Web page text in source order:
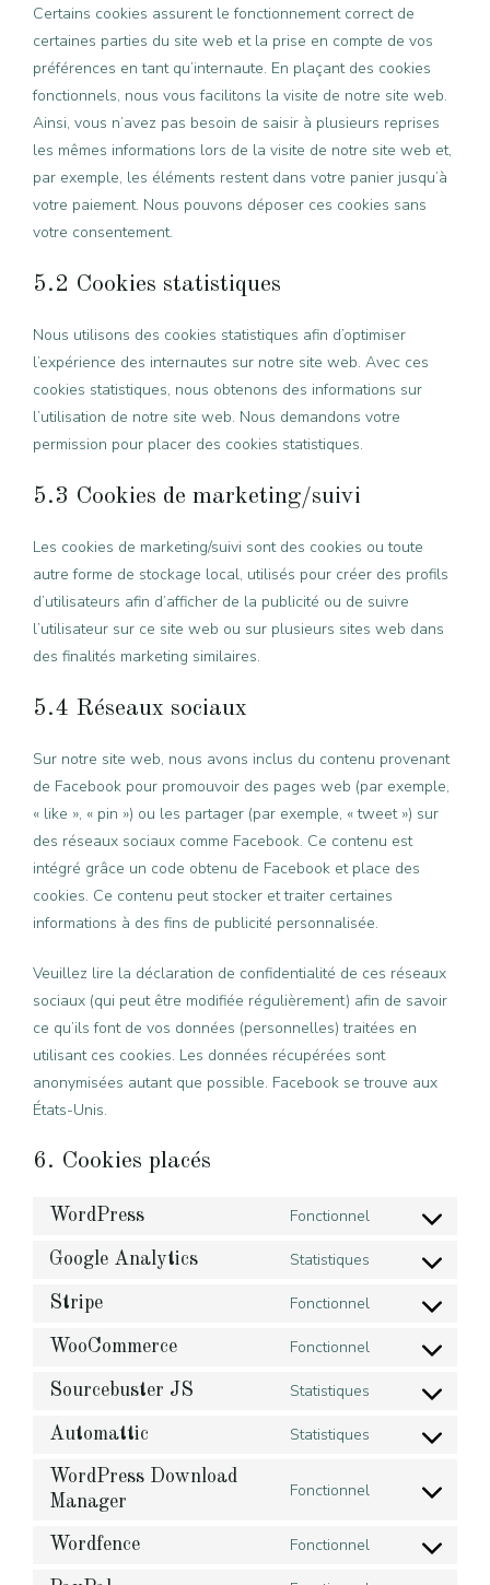
Certains cookies assurent le fonctionnement correct de
certaines parties du site web et la prise en compte de vos
préférences en tant qu’internaute. En plaçant des cookies
fonctionnels, nous vous facilitons la visite de notre site web.
Ainsi, vous n’avez pas besoin de saisir à plusieurs reprises
les mêmes informations lors de la visite de notre site web et,
par exemple, les éléments restent dans votre panier jusqu’à
votre paiement. Nous pouvons déposer ces cookies sans
votre consentement.
5.2 Cookies statistiques
Nous utilisons des cookies statistiques afin d’optimiser
l’expérience des internautes sur notre site web. Avec ces
cookies statistiques, nous obtenons des informations sur
l’utilisation de notre site web. Nous demandons votre
permission pour placer des cookies statistiques.
5.3 Cookies de marketing/suivi
Les cookies de marketing/suivi sont des cookies ou toute
autre forme de stockage local, utilisés pour créer des profils
d’utilisateurs afin d’afficher de la publicité ou de suivre
l’utilisateur sur ce site web ou sur plusieurs sites web dans
des finalités marketing similaires.
5.4 Réseaux sociaux
Sur notre site web, nous avons inclus du contenu provenant
de Facebook pour promouvoir des pages web (par exemple,
« like », « pin ») ou les partager (par exemple, « tweet ») sur
des réseaux sociaux comme Facebook. Ce contenu est
intégré grâce un code obtenu de Facebook et place des
cookies. Ce contenu peut stocker et traiter certaines
informations à des fins de publicité personnalisée.
Veuillez lire la déclaration de confidentialité de ces réseaux
sociaux (qui peut être modifiée régulièrement) afin de savoir
ce qu’ils font de vos données (personnelles) traitées en
utilisant ces cookies. Les données récupérées sont
anonymisées autant que possible. Facebook se trouve aux
États-Unis.
6. Cookies placés
WordPress Fonctionnel
Consent
wordpress
Google Analytics Statistiques
Consent
google-
Stripe Fonctionnel
Consent
stripe
WooCommerce Fonctionnel
Consent
woocommerce
Sourcebuster JS Statistiques
Consent
sourcebuster-
Automattic Statistiques
Consent
service
WordPress Download
Manager
Fonctionnel
Consent
service
Wordfence Fonctionnel
Consent